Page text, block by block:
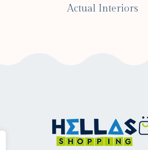
Actual Interiors